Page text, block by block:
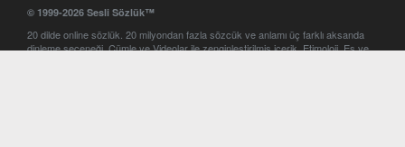
© 1999-2026 Sesli Sözlük™
20 dilde online sözlük. 20 milyondan fazla sözcük ve anlamı üç farklı aksanda
dinleme seçeneği. Cümle ve Videolar ile zenginleştirilmiş içerik. Etimoloji, Eş ve